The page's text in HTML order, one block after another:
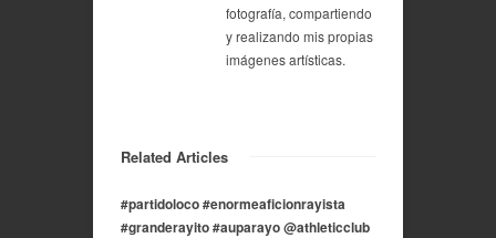
fotografía, compartiendo
y realizando mis propias
imágenes artísticas.
Related Articles
#partidoloco #enormeaficionrayista
#granderayito #auparayo @athleticclub